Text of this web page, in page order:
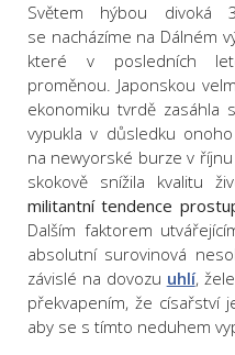
Světem hýbou
se nacházíme na Dálném
které v posledních
proměnou. Japonskou
ekonomiku tvrdě zasáhla
vypukla v důsledku
na newyorské burze v
skokově snížila kvalitu
militantní tendence
Dalším faktorem
absolutní surovinová
závislé na dovozu uhlí,
překvapením, že císařství
aby se s tímto neduhem